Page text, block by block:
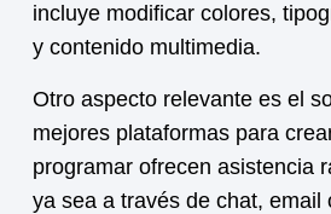
incluye modificar colores,
y contenido multimedia.
Otro aspecto relevante es el
mejores plataformas para
programar ofrecen asistencia
ya sea a través de chat, email